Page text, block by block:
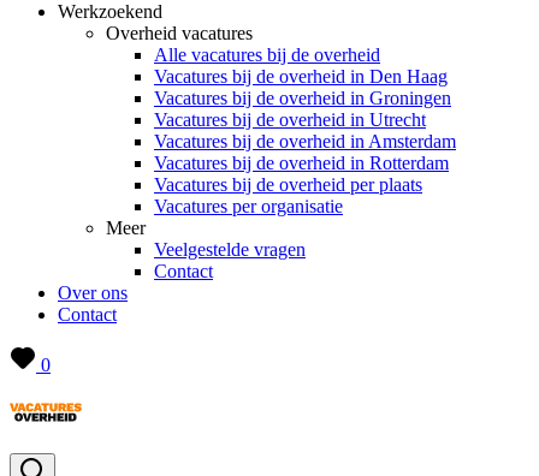
Werkzoekend
Overheid vacatures
Alle vacatures bij de overheid
Vacatures bij de overheid in Den Haag
Vacatures bij de overheid in Groningen
Vacatures bij de overheid in Utrecht
Vacatures bij de overheid in Amsterdam
Vacatures bij de overheid in Rotterdam
Vacatures bij de overheid per plaats
Vacatures per organisatie
Meer
Veelgestelde vragen
Contact
Over ons
Contact
0